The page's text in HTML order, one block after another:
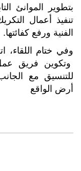
بتطوير الموانئ
تنفيذ أعمال
الفنية ورفع كفائتها.
وفي ختام اللقاء،
وتكوين فريق
للتنسيق مع
أرض الواقع